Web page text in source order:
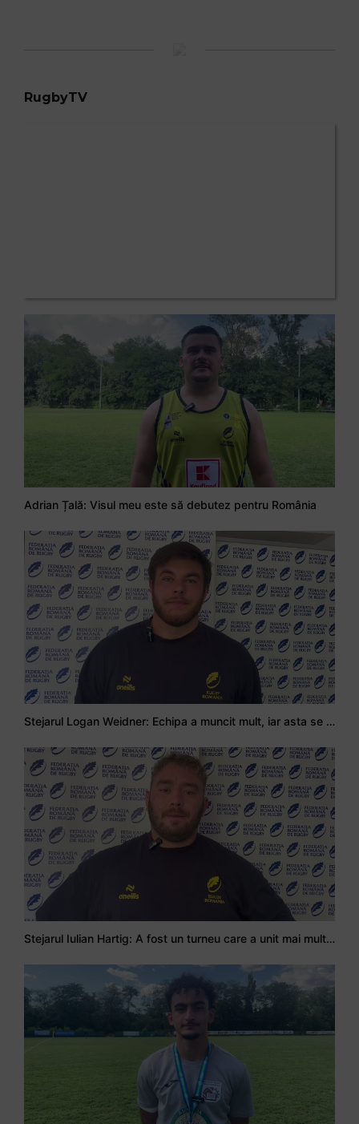
RugbyTV
Adrian Țală: Visul meu este să debutez pentru România
Stejarul Logan Weidner: Echipa a muncit mult, iar asta se va vedea în meciurile de la Nations Cup
Stejarul Iulian Hartig: A fost un turneu care a unit mai mult echipa